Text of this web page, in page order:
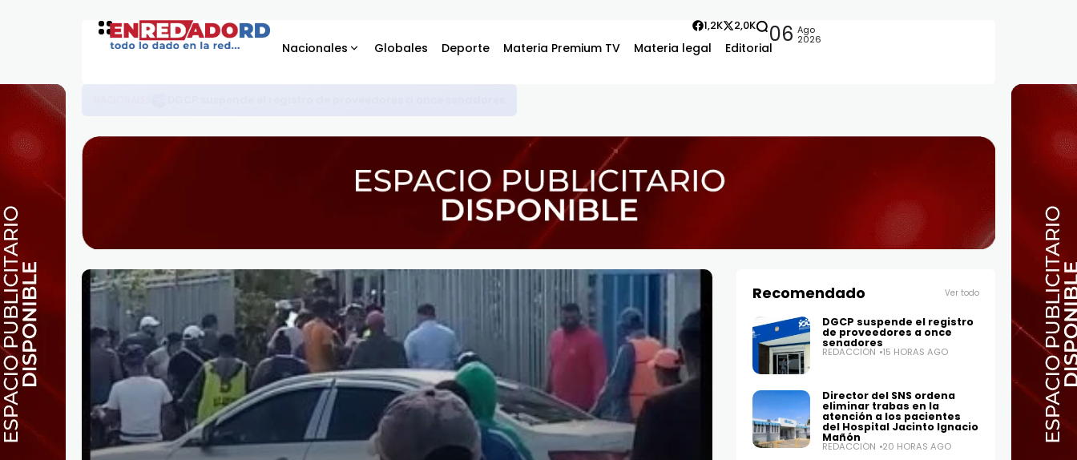
Nacionales Globales Deporte Materia Premium TV Materia legal Editorial
1,2K 2,0K 06 Ago
2026
Recomendado Ver todo
DGCP suspende el registro
de proveedores a once
senadores
REDACCIÓN 15 HORAS AGO
Director del SNS ordena
eliminar trabas en la
atención a los pacientes
del Hospital Jacinto Ignacio
Mañón
REDACCIÓN 20 HORAS AGO